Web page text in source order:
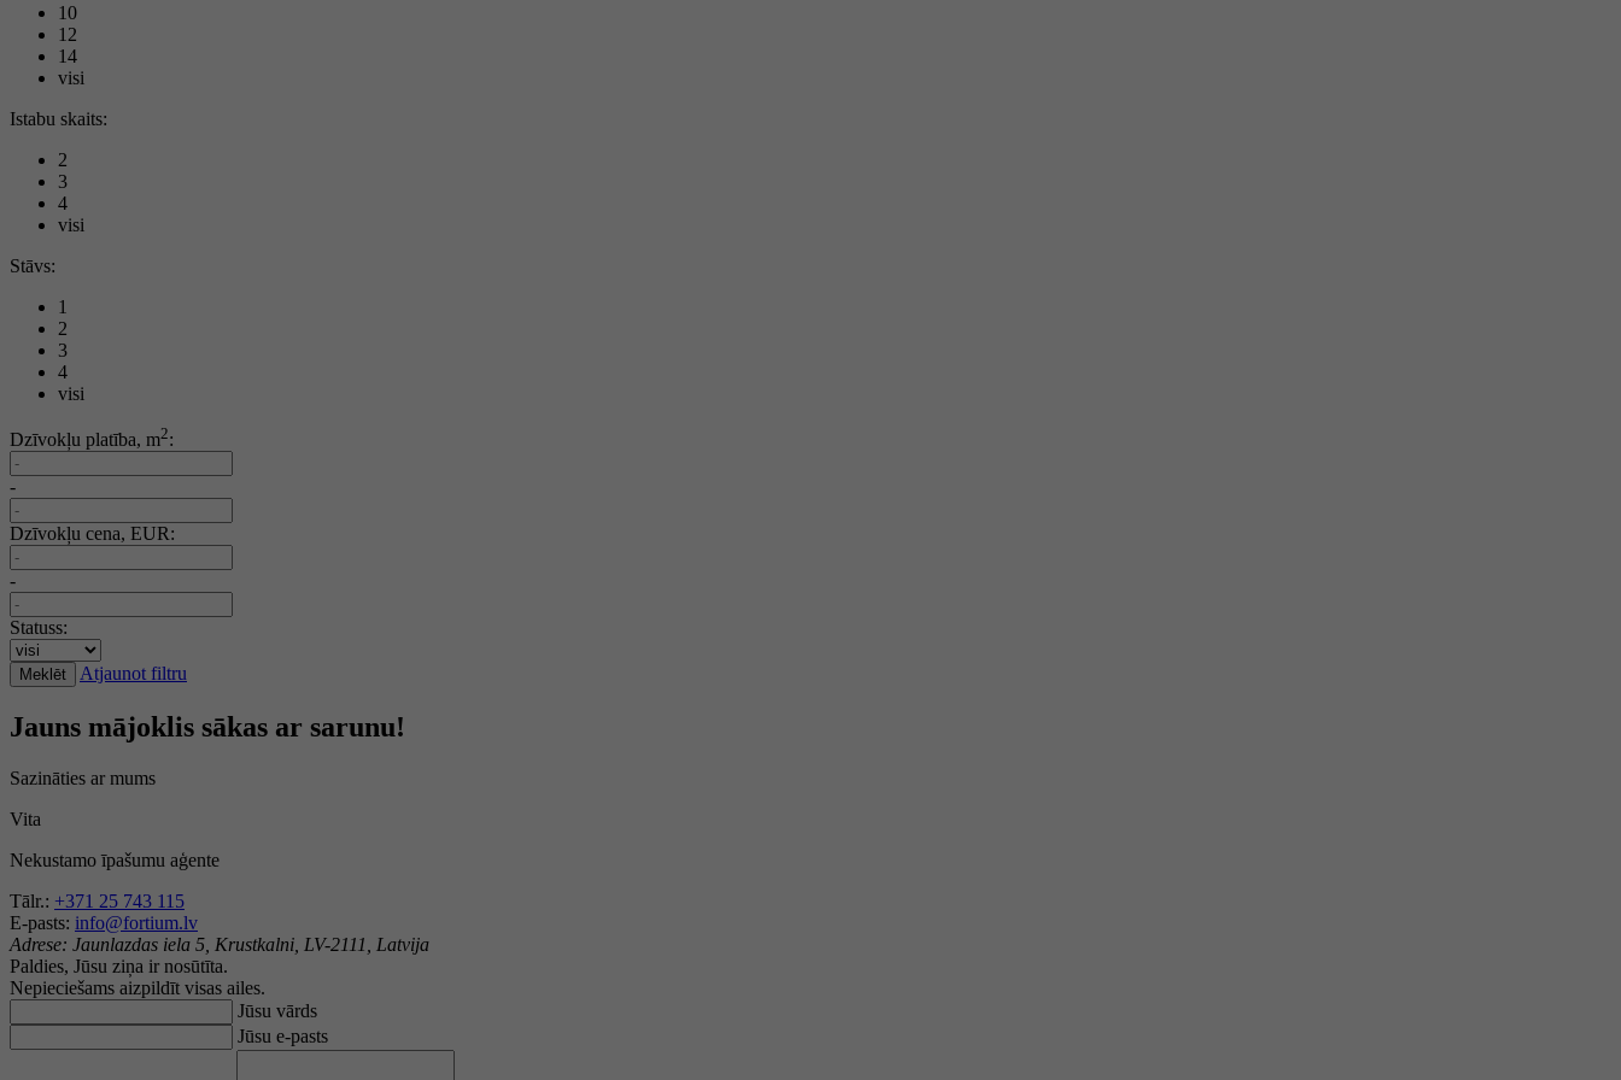
10
12
14
visi
Istabu skaits:
2
3
4
visi
Stāvs:
1
2
3
4
visi
Dzīvokļu platība, m2:
-
Dzīvokļu cena, EUR:
-
Statuss:
Meklēt Atjaunot filtru
Jauns mājoklis sākas ar sarunu!
Sazināties ar mums
Vita
Nekustamo īpašumu aģente
Tālr.: +371 25 743 115
E-pasts: info@fortium.lv
Adrese: Jaunlazdas iela 5, Krustkalni, LV-2111, Latvija
Paldies, Jūsu ziņa ir nosūtīta.
Nepieciešams aizpildīt visas ailes.
Jūsu vārds
Jūsu e-pasts